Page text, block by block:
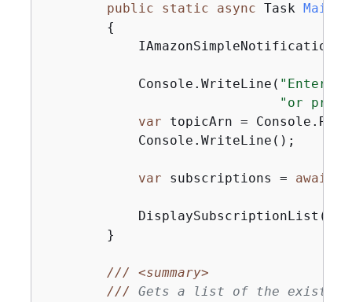
public
static async Task Main
{
            Console.WriteLine(
"Enter
"or
var topicArn =
            Console.WriteLine();
var subscriptions = await
        }
///
<summary>
/// Gets a list of the existing